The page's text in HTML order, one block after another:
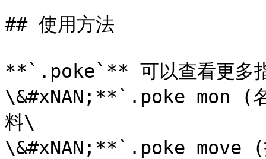
## 使用方法
**`.poke`** 可以查看更多
\&#xNAN;**`.poke mon (
料\
\&#xNAN;**`.poke move (